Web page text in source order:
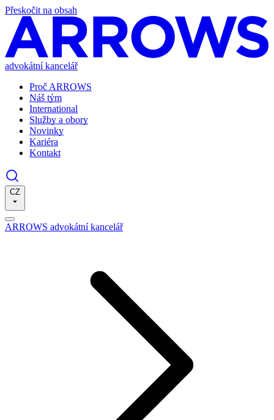
Přeskočit na obsah
advokátní kancelář
Proč ARROWS
Náš tým
International
Služby a obory
Novinky
Kariéra
Kontakt
CZ
ARROWS advokátní kancelář